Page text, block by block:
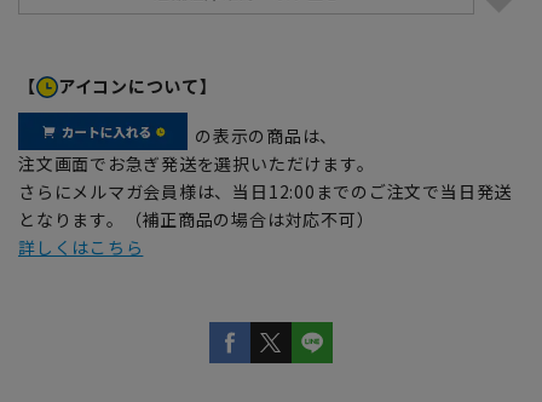
【 アイコンについて】
の表示の商品は、
注文画面でお急ぎ発送を選択いただけます。
さらにメルマガ会員様は、当日12:00までのご注文で当日発送
となります。（補正商品の場合は対応不可）
詳しくはこちら